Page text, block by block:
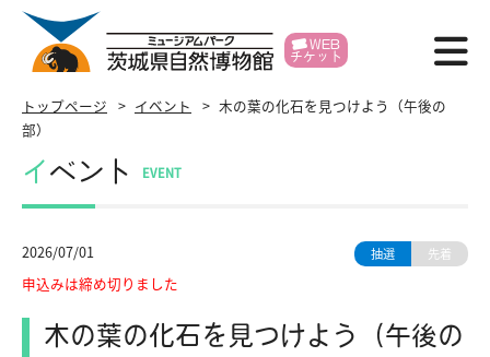
WEB
チケット
博物館紹介
トップページ イベント
木の葉の化石を見つけよう（午後の
部）
イベント EVENT
2026/07/01 抽選 先着
申込みは締め切りました
木の葉の化石を見つけよう（午後の